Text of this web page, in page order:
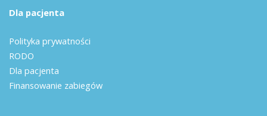
Dla pacjenta
Polityka prywatności
RODO
Dla pacjenta
Finansowanie zabiegów